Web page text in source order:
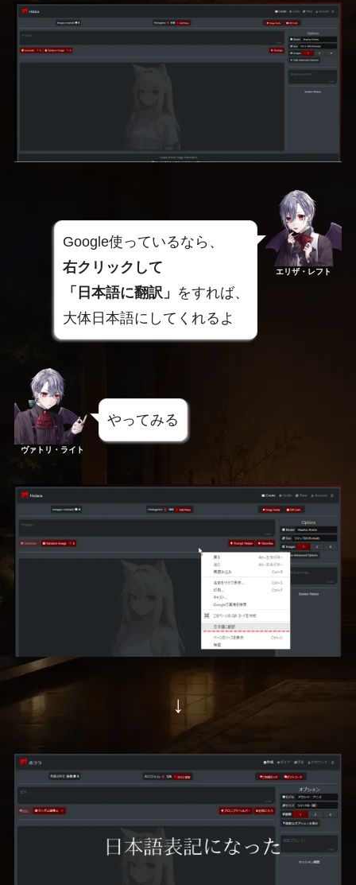
Google使っているなら、
右クリックして
「日本語に翻訳」 をすれば、
大体日本語にしてくれるよ
エリザ・レフト
ヴァトリ・ライト
やってみる
↓